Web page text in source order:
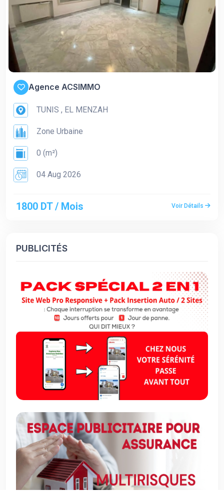
Agence ACSIMMO
TUNIS , EL MENZAH
Zone Urbaine
0 (m²)
04 Aug 2026
1800 DT / Mois Voir Détails
PUBLICITÉS